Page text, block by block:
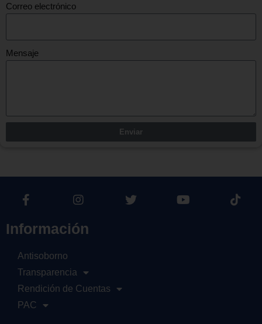
Correo electrónico
Mensaje
Enviar
Información
Antisoborno
Transparencia
Rendición de Cuentas
PAC